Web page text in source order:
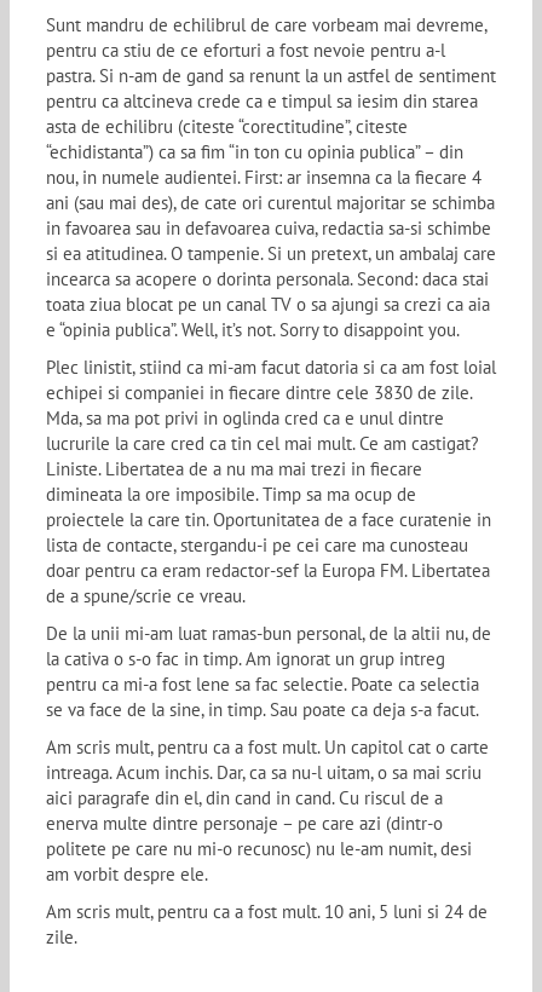
Sunt mandru de echilibrul de care vorbeam mai devreme,
pentru ca stiu de ce eforturi a fost nevoie pentru a-l
pastra. Si n-am de gand sa renunt la un astfel de sentiment
pentru ca altcineva crede ca e timpul sa iesim din starea
asta de echilibru (citeste “corectitudine”, citeste
“echidistanta”) ca sa fim “in ton cu opinia publica” – din
nou, in numele audientei. First: ar insemna ca la fiecare 4
ani (sau mai des), de cate ori curentul majoritar se schimba
in favoarea sau in defavoarea cuiva, redactia sa-si schimbe
si ea atitudinea. O tampenie. Si un pretext, un ambalaj care
incearca sa acopere o dorinta personala. Second: daca stai
toata ziua blocat pe un canal TV o sa ajungi sa crezi ca aia
e “opinia publica”. Well, it’s not. Sorry to disappoint you.
Plec linistit, stiind ca mi-am facut datoria si ca am fost loial
echipei si companiei in fiecare dintre cele 3830 de zile.
Mda, sa ma pot privi in oglinda cred ca e unul dintre
lucrurile la care cred ca tin cel mai mult. Ce am castigat?
Liniste. Libertatea de a nu ma mai trezi in fiecare
dimineata la ore imposibile. Timp sa ma ocup de
proiectele la care tin. Oportunitatea de a face curatenie in
lista de contacte, stergandu-i pe cei care ma cunosteau
doar pentru ca eram redactor-sef la Europa FM. Libertatea
de a spune/scrie ce vreau.
De la unii mi-am luat ramas-bun personal, de la altii nu, de
la cativa o s-o fac in timp. Am ignorat un grup intreg
pentru ca mi-a fost lene sa fac selectie. Poate ca selectia
se va face de la sine, in timp. Sau poate ca deja s-a facut.
Am scris mult, pentru ca a fost mult. Un capitol cat o carte
intreaga. Acum inchis. Dar, ca sa nu-l uitam, o sa mai scriu
aici paragrafe din el, din cand in cand. Cu riscul de a
enerva multe dintre personaje – pe care azi (dintr-o
politete pe care nu mi-o recunosc) nu le-am numit, desi
am vorbit despre ele.
Am scris mult, pentru ca a fost mult. 10 ani, 5 luni si 24 de
zile.